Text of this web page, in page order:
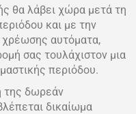
θα λάβει χώρα μετά τη
και με την
χρέωσης αυτόματα,
σας τουλάχιστον μια
περιόδου.
της δωρεάν
δικαίωμα